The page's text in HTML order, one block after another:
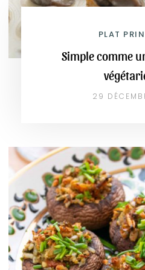
PLAT
Simple comme
29